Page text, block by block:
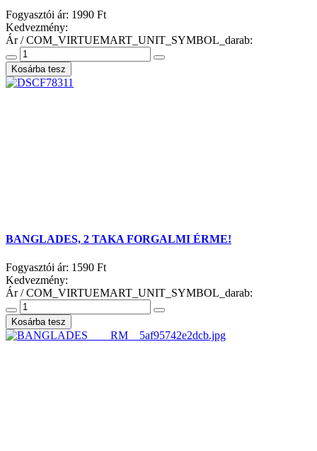
Fogyasztói ár: 1990 Ft
Kedvezmény:
Ár / COM_VIRTUEMART_UNIT_SYMBOL_darab:
BANGLADES, 2 TAKA FORGALMI ÉRME!
Fogyasztói ár: 1590 Ft
Kedvezmény:
Ár / COM_VIRTUEMART_UNIT_SYMBOL_darab: